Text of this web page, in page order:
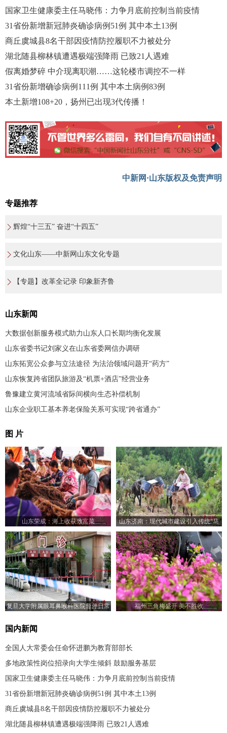
国家卫生健康委主任马晓伟：力争月底前控制当前疫情
31省份新增新冠肺炎确诊病例51例 其中本土13例
商丘虞城县8名干部因疫情防控履职不力被处分
湖北随县柳林镇遭遇极端强降雨 已致21人遇难
假离婚梦碎 中介现离职潮……这轮楼市调控不一样
31省份新增确诊病例111例 其中本土病例83例
本土新增108+20，扬州已出现3代传播！
中新网·山东版权及免责声明
专题推荐
辉煌“十三五” 奋进“十四五”
文化山东——中新网山东文化专题
【专题】改革全记录 印象新齐鲁
山东新闻
大数据创新服务模式助力山东人口长期均衡化发展
山东省委书记刘家义在山东省委网信办调研
山东拓宽公众参与立法途径 为法治领域问题开“药方”
山东恢复跨省团队旅游及“机票+酒店”经营业务
鲁豫建立黄河流域省际间横向生态补偿机制
山东企业职工基本养老保险关系可实现“跨省通办”
图 片
山东荣成：海上收获致富菜
山东济南：现代城市建设引入传统“马
帮”运输
复旦大学附属眼耳鼻喉科医院暂停日常
福州三角梅盛开 美不胜收
国内新闻
全国人大常委会任命怀进鹏为教育部部长
多地政策性岗位招录向大学生倾斜 鼓励服务基层
国家卫生健康委主任马晓伟：力争月底前控制当前疫情
31省份新增新冠肺炎确诊病例51例 其中本土13例
商丘虞城县8名干部因疫情防控履职不力被处分
湖北随县柳林镇遭遇极端强降雨 已致21人遇难